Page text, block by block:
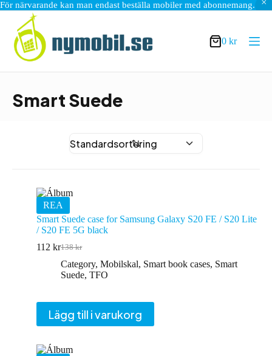
För närvarande kan man endast beställa mobiler med abonnemang.
innehåll
Varukorg
0 kr
Smart Suede
REA
Smart Suede case for Samsung Galaxy S20 FE / S20 Lite
/ S20 FE 5G black
138kr
Det
ursprungliga
priset
112 krDet
nuvarande
priset
Category, Mobilskal, Smart book cases, Smart
Suede, TFO
Lägg till i varukorg